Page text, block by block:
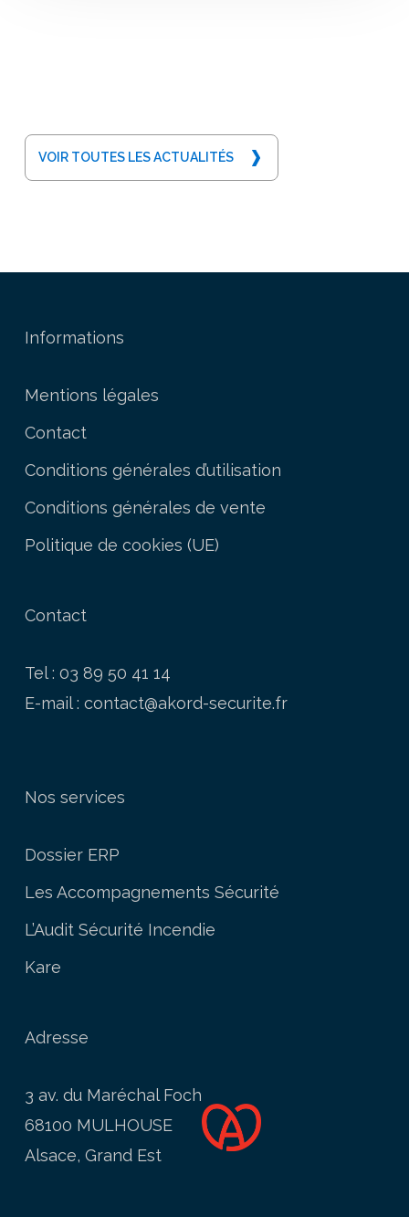
VOIR TOUTES LES ACTUALITÉS
Informations
Mentions légales
Contact
Conditions générales d’utilisation
Conditions générales de vente
Politique de cookies (UE)
Contact
Tel : 03 89 50 41 14
E-mail : contact@akord-securite.fr
Nos services
Dossier ERP
Les Accompagnements Sécurité
L’Audit Sécurité Incendie
Kare
Adresse
3 av. du Maréchal Foch
68100 MULHOUSE
Alsace, Grand Est